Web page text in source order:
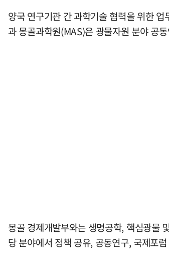
양국 연구기관 간 과학기술 협력을 위한
과 몽골과학원(MAS)은 광물자원 분야 공
몽골 경제개발부와는 생명공학, 핵심광물
당 분야에서 정책 공유, 공동연구, 국제포